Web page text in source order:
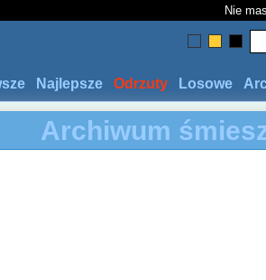
Nie
Losowe
Odrzuty
Najlepsze
Archiwum